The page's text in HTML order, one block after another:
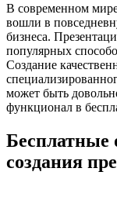
В современном
вошли в
бизнеса.
популярных
Создание
может быть
функционал в
Бесплатные
создания